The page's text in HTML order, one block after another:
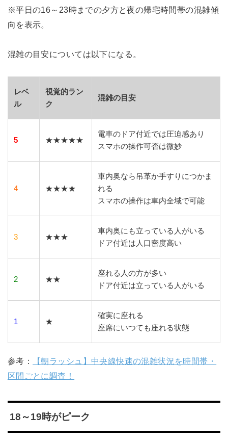
※平日の16～23時までの夕方と夜の帰宅時間帯の混雑傾
向を表示。
混雑の目安については以下になる。
レベ
ル
視覚的ラン
ク
混雑の目安
5 ★★★★★
電車のドア付近では圧迫感あり
スマホの操作可否は微妙
4 ★★★★
車内奥なら吊革か手すりにつかま
れる
スマホの操作は車内全域で可能
3 ★★★
車内奥にも立っている人がいる
ドア付近は人口密度高い
2 ★★
座れる人の方が多い
ドア付近は立っている人がいる
1 ★
確実に座れる
座席にいつても座れる状態
参考：
【朝ラッシュ】中央線快速の混雑状況を時間帯・
区間ごとに調査！
18～19時がピーク